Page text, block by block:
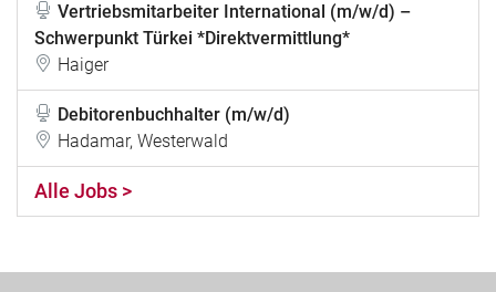
Vertriebsmitarbeiter International (m/w/d) –
Schwerpunkt Türkei *Direktvermittlung*
Haiger
Debitorenbuchhalter (m/w/d)
Hadamar, Westerwald
Alle Jobs >